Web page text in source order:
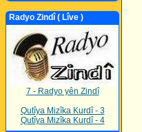
Radyo Zindî ( Lîve )
7 - Radyo yên Zindî
Qutîya Mizîka Kurdî - 3
Qutîya Mizîka Kurdî - 4